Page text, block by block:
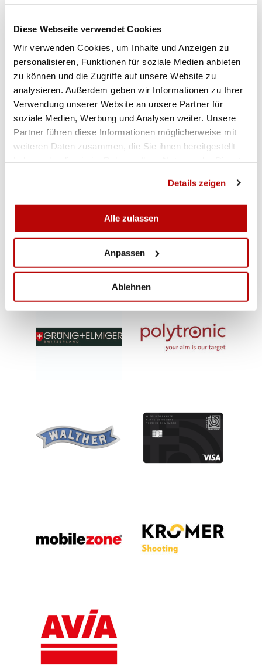
Diese Webseite verwendet Cookies
Wir verwenden Cookies, um Inhalte und Anzeigen zu
personalisieren, Funktionen für soziale Medien anbieten
zu können und die Zugriffe auf unsere Website zu
analysieren. Außerdem geben wir Informationen zu Ihrer
Verwendung unserer Website an unsere Partner für
soziale Medien, Werbung und Analysen weiter. Unsere
Partner führen diese Informationen möglicherweise mit
weiteren Daten zusammen, die Sie ihnen bereitgestellt
Details zeigen
Alle zulassen
Anpassen
Ablehnen
Schützinnen und Schützen und nutzen Sie die